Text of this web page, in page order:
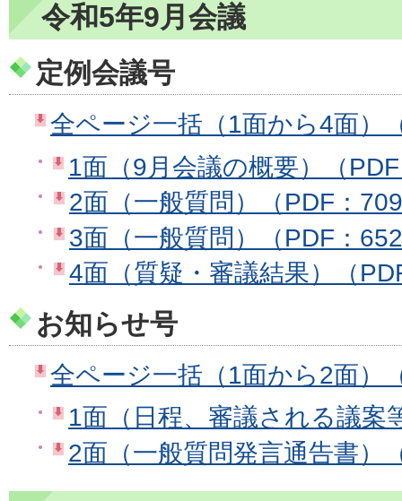
令和5年9月会議
定例会議号
全ページ一括（1面から4面）
1面（9月会議の概要）（
2面（一般質問）（PDF：
3面（一般質問）（PDF：
4面（質疑・審議結果）（
お知らせ号
全ページ一括（1面から2面）
1面（日程、審議される議案
2面（一般質問発言通告書）